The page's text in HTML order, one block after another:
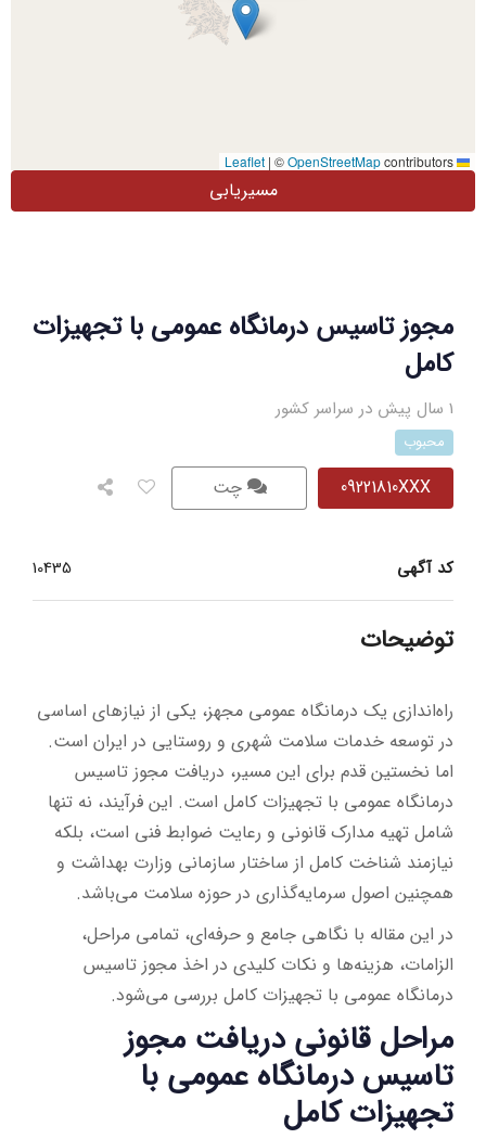
مجوز تاسیس درمانگاه عمومی با تجهیزات
کامل
1 سال پیش در سراسر کشور
محبوب
09221810XXX چت
کد آگهی 10435
توضیحات
راه‌اندازی یک درمانگاه عمومی مجهز، یکی از نیازهای اساسی
در توسعه خدمات سلامت شهری و روستایی در ایران است.
اما نخستین قدم برای این مسیر، دریافت مجوز تاسیس
درمانگاه عمومی با تجهیزات کامل است. این فرآیند، نه تنها
شامل تهیه مدارک قانونی و رعایت ضوابط فنی است، بلکه
نیازمند شناخت کامل از ساختار سازمانی وزارت بهداشت و
همچنین اصول سرمایه‌گذاری در حوزه سلامت می‌باشد.
در این مقاله با نگاهی جامع و حرفه‌ای، تمامی مراحل،
الزامات، هزینه‌ها و نکات کلیدی در اخذ مجوز تاسیس
درمانگاه عمومی با تجهیزات کامل بررسی می‌شود.
مراحل قانونی دریافت مجوز
تاسیس درمانگاه عمومی با
تجهیزات کامل
| ©OpenStreetMapcontributors
مسیریابی